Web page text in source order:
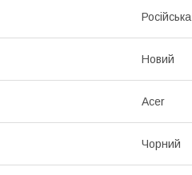
Російська
Новий
Acer
Чорний